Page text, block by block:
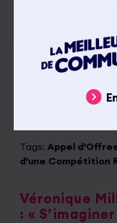
Régulièrement, les
sont confrontées à
respectueuses de
Lire la suite
Tags: Appel d'Offres
d'une Compétition
Véronique
: «